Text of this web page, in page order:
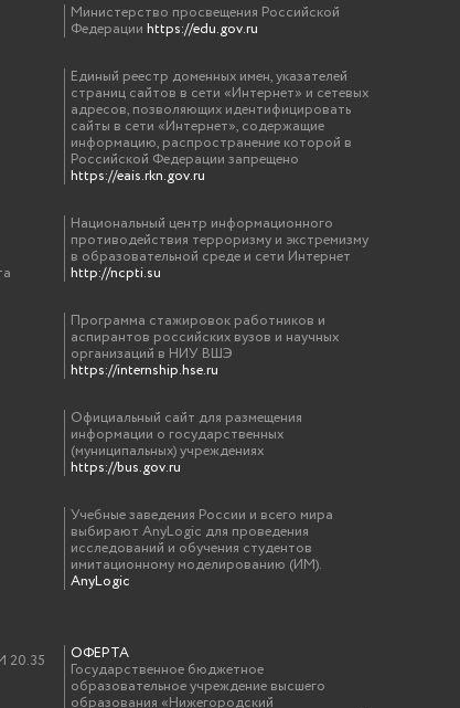
20.35
Министерство просвещения Российской
Федерации https://edu.gov.ru
Единый реестр доменных имен, указателей
страниц сайтов в сети «Интернет» и сетевых
адресов, позволяющих идентифицировать
сайты в сети «Интернет», содержащие
информацию, распространение которой в
Российской Федерации запрещено
https://eais.rkn.gov.ru
Национальный центр информационного
противодействия терроризму и экстремизму
в образовательной среде и сети Интернет
http://ncpti.su
Программа стажировок работников и
аспирантов российских вузов и научных
организаций в НИУ ВШЭ
https://internship.hse.ru
Официальный сайт для размещения
информации о государственных
(муниципальных) учреждениях
https://bus.gov.ru
Учебные заведения России и всего мира
выбирают AnyLogic для проведения
исследований и обучения студентов
имитационному моделированию (ИМ).
AnyLogic
ОФЕРТА
Государственное бюджетное
образовательное учреждение высшего
образования «Нижегородский